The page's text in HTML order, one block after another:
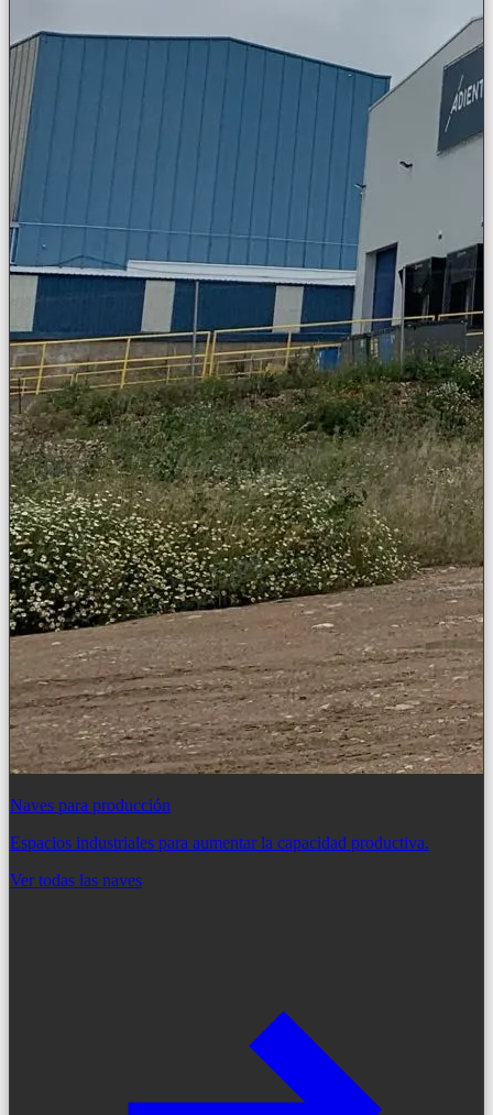
Naves para producción
Espacios industriales para aumentar la capacidad productiva.
Ver todas las naves